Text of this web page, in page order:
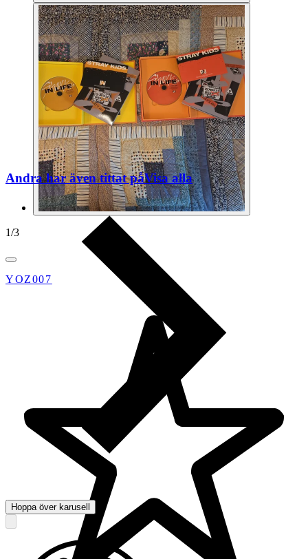
1/3
YOZ007
Andra har även tittat påVisa alla
Hoppa över karusell